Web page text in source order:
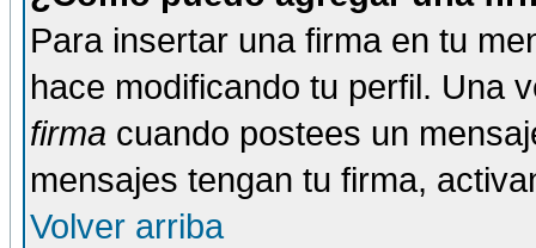
Para insertar una firma en tu
hace modificando tu perfil. Una
firma cuando postees un
mensajes tengan tu firma,
Volver arriba